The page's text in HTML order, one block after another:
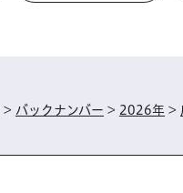
> バックナンバー > 2026年 >